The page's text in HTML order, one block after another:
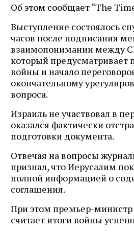
Об этом сообщает “The
Выступление состоялось
часов после подписания
взаимопонимании между
который предусматривает
войны и начало
окончательному
вопроса.
Израиль не участвовал в
оказался фактически
подготовки документа.
Отвечая на вопросы
признал, что Иерусалим
полной информацией о
соглашения.
При этом премьер-министр
считает итоги войны